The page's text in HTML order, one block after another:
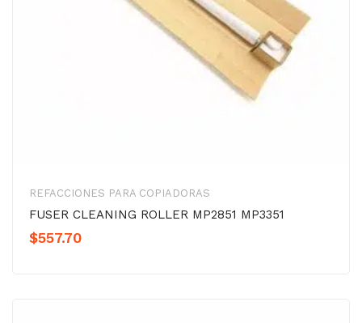
REFACCIONES PARA COPIADORAS
FUSER CLEANING ROLLER MP2851 MP3351
$557.70